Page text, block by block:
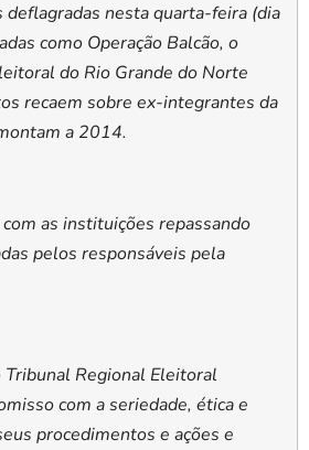
deflagradas nesta quarta-feira (dia
como Operação Balcão, o
do Rio Grande do Norte
recaem sobre ex-integrantes da
a 2014.
as instituições repassando
pelos responsáveis pela
Regional Eleitoral
com a seriedade, ética e
procedimentos e ações e